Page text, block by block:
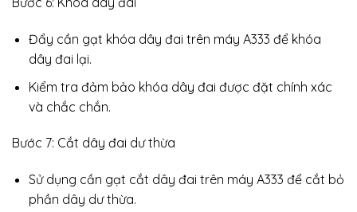
Đẩy cần gạt khóa dây đai trên máy A333 để khóa
dây đai lại.
Kiểm tra đảm bảo khóa dây đai được đặt chính xác
và chắc chắn.
Bước 7: Cắt dây đai dư thừa
Sử dụng cần gạt cắt dây đai trên máy A333 để cắt bỏ
phần dây dư thừa.